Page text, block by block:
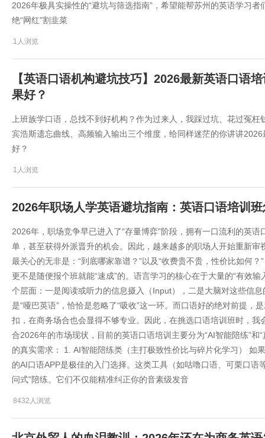
2026年极具实操性的“避坑与筛选指南”，希望能帮苏州的英语学习
绝“网红”割韭菜
1人浏览
【英语口语机构避坑技巧】2026最新英语口语
果好？
上班族学口语，总找不到好机构？作为过来人，我踩过坑、花过冤
宾浩斯遗忘曲线、高频输入输出三个维度，给同样迷茫的你讲讲
好？
1人浏览
2026年职场人学英语避坑指南：英语口语培训
2026年，职场竞争早已进入了“存量博弈”阶段，拥有一口流利的英
单，甚至获得外派晋升的机会。因此，越来越多的职场人开始重新
最关心的无非是：“到底哪家靠谱？”以及“收费贵不贵，性价比如何
更不是随便报个班就能“速成”的。语言学习的核心在于大量的“有效输
个层面：一是阅读或听力的信息摄入（Input），二是大脑对这些信
是“哑巴英语”，恰恰是忽略了“吸收”这一环。而口语好的绝对前提，
扣，在商务场合也会显得不够专业。因此，在挑选口语培训班时，我
合2026年的市场现状，目前的英语口语培训主要分为“AI智能陪练”
的真实需求： 1. AI智能陪练类（主打极致性价比与碎片化学习） 如
的AI口语APP是极佳的入门选择。这类工具（如咕噜口语、可栗口
问式”陪练。它们不仅能精准纠正你的音素级发音
8432人浏览